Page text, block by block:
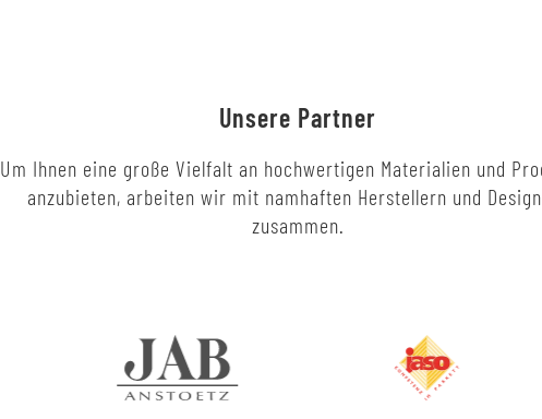
Unsere Partner
Um Ihnen eine große Vielfalt an hochwertigen Materialien und
anzubieten, arbeiten wir mit namhaften Herstellern und
zusammen.